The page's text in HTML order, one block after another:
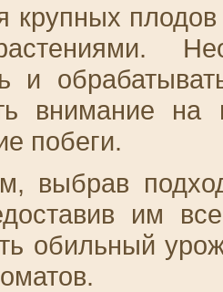
крупных
и
внимание
побеги.
выбрав
им
обильный